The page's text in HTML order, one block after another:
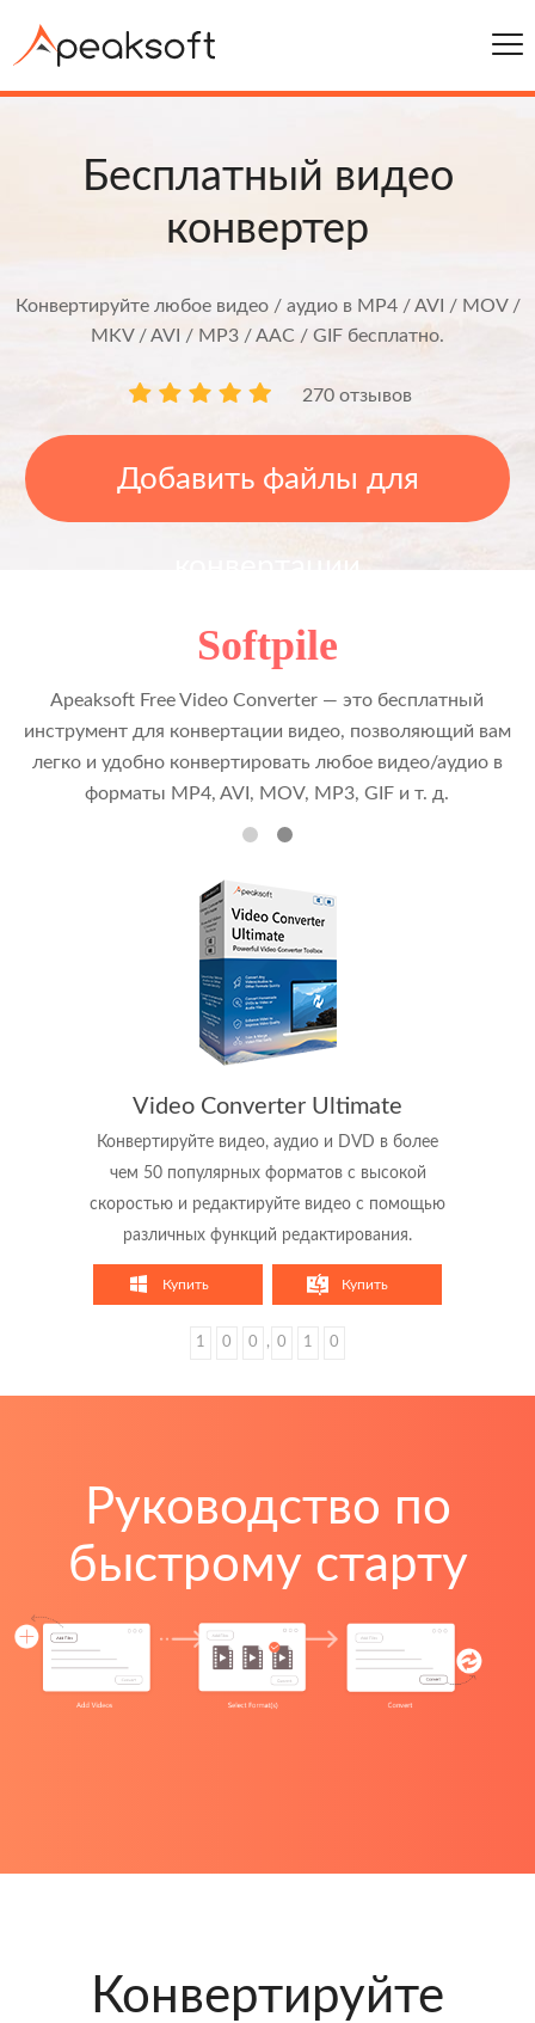
Бесплатный видео
конвертер
Конвертируйте любое видео / аудио в MP4 / AVI / MOV /
MKV / AVI / MP3 / AAC / GIF бесплатно.
270 отзывов
Добавить файлы для
конвертации
Softpile
Apeaksoft Free Video Converter — это бесплатный
инструмент для конвертации видео, позволяющий вам
легко и удобно конвертировать любое видео/аудио в
форматы MP4, AVI, MOV, MP3, GIF и т. д.
Video Converter Ultimate
Конвертируйте видео, аудио и DVD в более
чем 50 популярных форматов с высокой
скоростью и редактируйте видео с помощью
различных функций редактирования.
Купить Купить
1 0 0 , 0 1 0
Руководство по
быстрому старту
Конвертируйте